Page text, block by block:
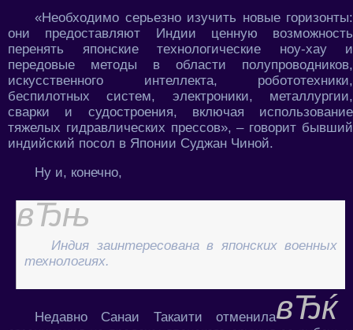
«Необходимо серьезно изучить новые горизонты:
они предоставляют Индии ценную возможность
перенять японские технологические ноу-хау и
передовые методы в области полупроводников,
искусственного интеллекта, робототехники,
беспилотных систем, электроники, металлургии,
сварки и судостроения, включая использование
тяжелых гидравлических прессов», – говорит бывший
индийский посол в Японии Суджан Чиной.
Ну и, конечно,
Индия заинтересована в японских военных
технологиях.
Недавно Санаи Такаити отменила